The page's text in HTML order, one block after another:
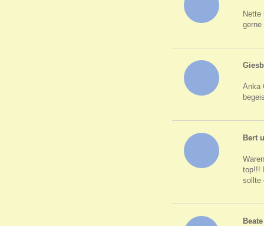
Nette
gerne
Anka
Bert
top!!!
sollte